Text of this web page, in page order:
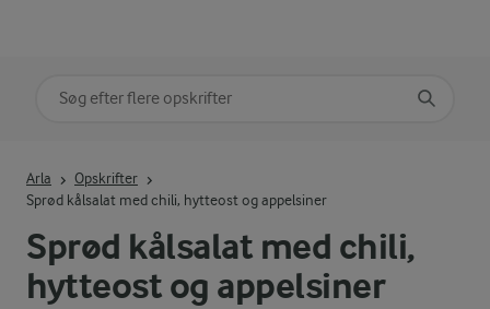
Sprød kålsalat med chili,
hytteost og appelsiner
Arla
Opskrifter
Sprød kålsalat med chili, hytteost og appelsiner
Søg på kategori